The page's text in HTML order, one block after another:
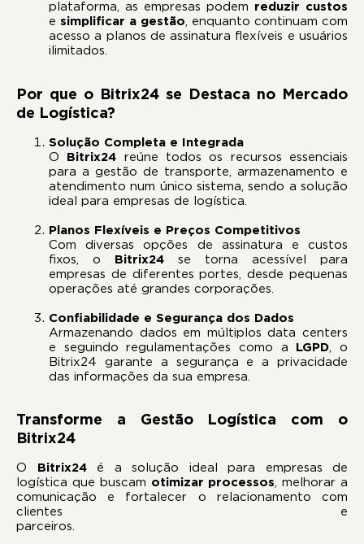
plataforma, as empresas podem reduzir custos
e simplificar a gestão, enquanto continuam com
acesso a planos de assinatura flexíveis e usuários
ilimitados.
Por que o Bitrix24 se Destaca no Mercado
de Logística?
Solução Completa e Integrada
O Bitrix24 reúne todos os recursos essenciais
para a gestão de transporte, armazenamento e
atendimento num único sistema, sendo a solução
ideal para empresas de logística.
Planos Flexíveis e Preços Competitivos
Com diversas opções de assinatura e custos
fixos, o Bitrix24 se torna acessível para
empresas de diferentes portes, desde pequenas
operações até grandes corporações.
Confiabilidade e Segurança dos Dados
Armazenando dados em múltiplos data centers
e seguindo regulamentações como a LGPD, o
Bitrix24 garante a segurança e a privacidade
das informações da sua empresa.
Transforme a Gestão Logística com o
Bitrix24
O Bitrix24é a solução ideal para empresas de
logística que buscam otimizar processos, melhorar a
comunicação e fortalecer o relacionamento com
clientes e